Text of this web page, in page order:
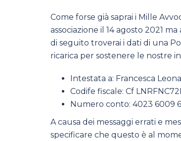
Come forse già saprai i Mille
associazione il 14 agosto 2021
di seguito troverai i dati di una
ricarica per sostenere le nostre
Intestata a: Francesca
Codife fiscale: Cf
Numero conto: 4023 6009
A causa dei messaggi errati e
specificare che questo è al